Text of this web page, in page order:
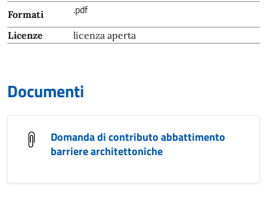
Formati
.pdf
Licenze licenza aperta
Documenti
Domanda di contributo abbattimento
barriere architettoniche